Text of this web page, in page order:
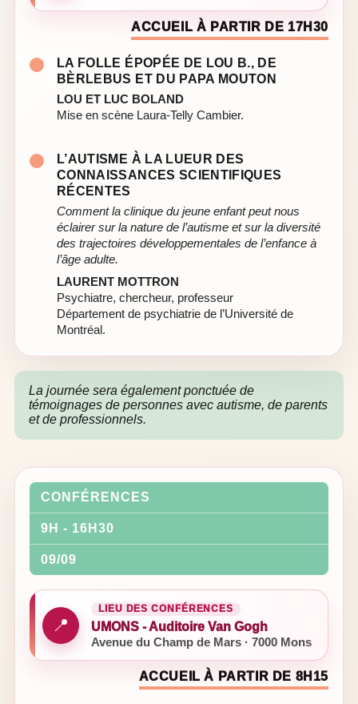
ACCUEIL À PARTIR DE 17H30
LA FOLLE ÉPOPÉE DE LOU B., DE
BÈRLEBUS ET DU PAPA MOUTON
LOU ET LUC BOLAND
Mise en scène Laura-Telly Cambier.
L’AUTISME À LA LUEUR DES
CONNAISSANCES SCIENTIFIQUES
RÉCENTES
Comment la clinique du jeune enfant peut nous
éclairer sur la nature de l’autisme et sur la diversité
des trajectoires développementales de l’enfance à
l’âge adulte.
LAURENT MOTTRON
Psychiatre, chercheur, professeur
Département de psychiatrie de l’Université de
Montréal.
La journée sera également ponctuée de
témoignages de personnes avec autisme, de parents
et de professionnels.
CONFÉRENCES
9H - 16H30
09/09
📍
LIEU DES CONFÉRENCES
UMONS - Auditoire Van Gogh
Avenue du Champ de Mars · 7000 Mons
ACCUEIL À PARTIR DE 8H15